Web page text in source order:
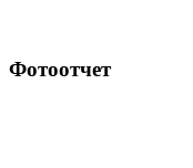
Фотоотчет